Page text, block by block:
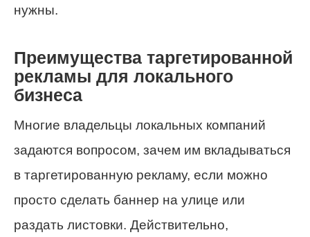
нужны.
Преимущества таргетированной
рекламы для локального
бизнеса
Многие владельцы локальных компаний
задаются вопросом, зачем им вкладываться
в таргетированную рекламу, если можно
просто сделать баннер на улице или
раздать листовки. Действительно,